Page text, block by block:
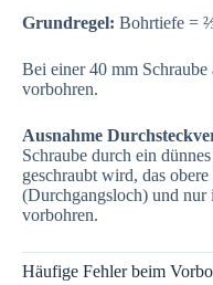
Grundregel: Bohrtiefe =
Bei einer 40 mm
vorbohren.
Ausnahme
Schraube durch ein
geschraubt wird, das
(Durchgangsloch) und nur
vorbohren.
Häufige Fehler beim